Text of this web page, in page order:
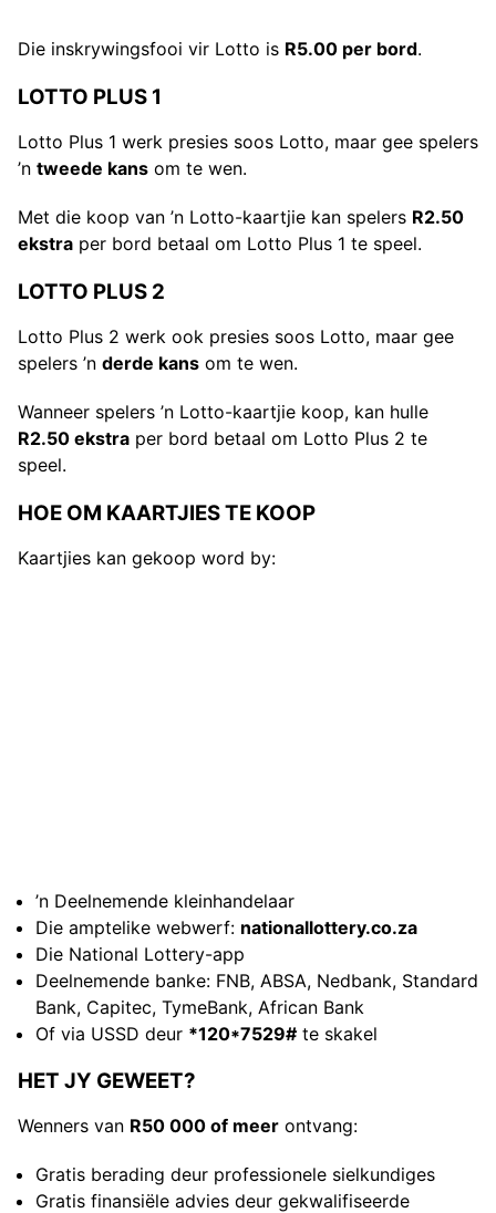
Die inskrywingsfooi vir Lotto is R5.00 per bord.
LOTTO PLUS 1
Lotto Plus 1 werk presies soos Lotto, maar gee spelers
’n tweede kans om te wen.
Met die koop van ’n Lotto-kaartjie kan spelers R2.50
ekstra per bord betaal om Lotto Plus 1 te speel.
LOTTO PLUS 2
Lotto Plus 2 werk ook presies soos Lotto, maar gee
spelers ’n derde kans om te wen.
Wanneer spelers ’n Lotto-kaartjie koop, kan hulle
R2.50 ekstra per bord betaal om Lotto Plus 2 te
speel.
HOE OM KAARTJIES TE KOOP
Kaartjies kan gekoop word by:
’n Deelnemende kleinhandelaar
Die amptelike webwerf: nationallottery.co.za
Die National Lottery-app
Deelnemende banke: FNB, ABSA, Nedbank, Standard
Bank, Capitec, TymeBank, African Bank
Of via USSD deur *120*7529#te skakel
HET JY GEWEET?
Wenners van R50 000 of meer ontvang:
Gratis berading deur professionele sielkundiges
Gratis finansiële advies deur gekwalifiseerde